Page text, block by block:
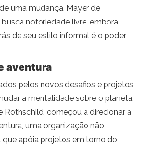
uma mudança. Mayer de
busca notoriedade livre, embora
de seu estilo informal é o poder
aventura
pelos novos desafios e projetos
a mentalidade sobre o planeta,
Rothschild, começou a direcionar a
uma organização não
apóia projetos em torno do